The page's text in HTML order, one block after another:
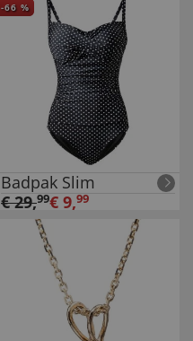
-66 %
Badpak Slim
€29,99€ 9,99